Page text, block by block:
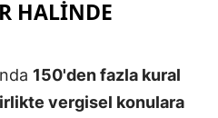
Manisa
HALINDE
150'den fazla kural
vergisel konulara